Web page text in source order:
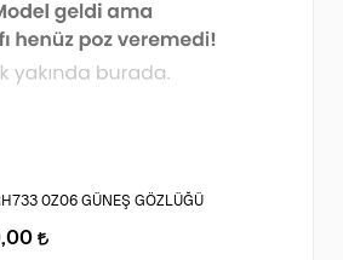
0Z06 GÜNEŞ GÖZLÜĞÜ